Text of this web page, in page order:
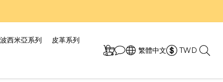
波西米亞系列
皮革系列
繁體中文
TWD